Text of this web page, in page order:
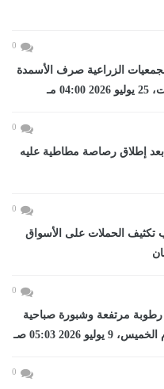
0
الزراعية صرف الأسمدة
مـ
0
بعد إطلاق رصاصة مطاطية عليه
0
تكثيف الحملات على الأسواق
0
الخميس 9 يوليو 2026.. رطوبة مرتفعة وشبورة صباحية
2026 05:03 صـ
0